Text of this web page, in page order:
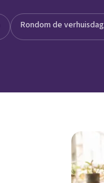
Rondom de verhuisdag